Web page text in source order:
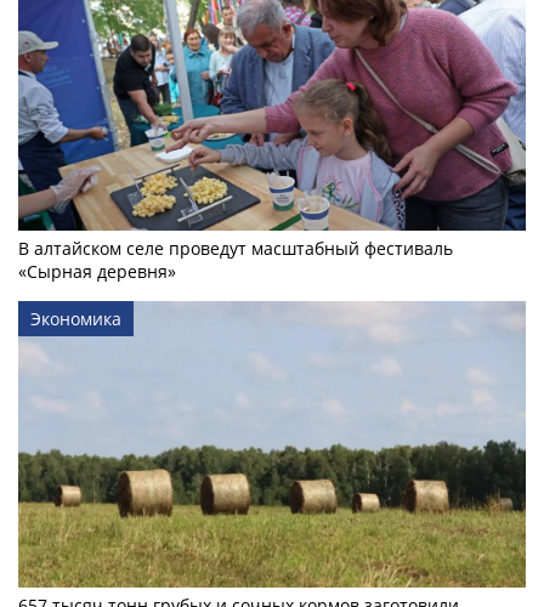
В алтайском селе проведут масштабный фестиваль
«Сырная деревня»
Экономика